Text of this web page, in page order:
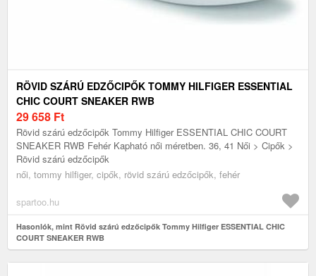
RÖVID SZÁRÚ EDZŐCIPŐK TOMMY HILFIGER ESSENTIAL
CHIC COURT SNEAKER RWB
29 658 Ft
Rövid szárú edzőcipők Tommy Hilfiger ESSENTIAL CHIC COURT
SNEAKER RWB Fehér Kapható női méretben. 36, 41 Női > Cipők >
Rövid szárú edzőcipők
női, tommy hilfiger, cipők, rövid szárú edzőcipők, fehér
spartoo.hu
Hasonlók, mint Rövid szárú edzőcipők Tommy Hilfiger ESSENTIAL CHIC
COURT SNEAKER RWB